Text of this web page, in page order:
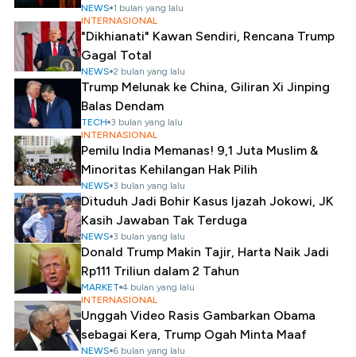
NEWS 1 bulan yang lalu
INTERNASIONAL
"Dikhianati" Kawan Sendiri, Rencana Trump
Gagal Total
NEWS 2 bulan yang lalu
Trump Melunak ke China, Giliran Xi Jinping
Balas Dendam
TECH 3 bulan yang lalu
INTERNASIONAL
Pemilu India Memanas! 9,1 Juta Muslim &
Minoritas Kehilangan Hak Pilih
NEWS 3 bulan yang lalu
Dituduh Jadi Bohir Kasus Ijazah Jokowi, JK
Kasih Jawaban Tak Terduga
NEWS 3 bulan yang lalu
Donald Trump Makin Tajir, Harta Naik Jadi
Rp111 Triliun dalam 2 Tahun
MARKET 4 bulan yang lalu
INTERNASIONAL
Unggah Video Rasis Gambarkan Obama
sebagai Kera, Trump Ogah Minta Maaf
NEWS 6 bulan yang lalu